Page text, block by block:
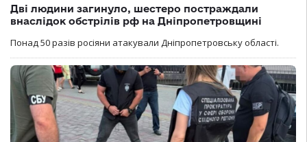
Дві людини загинуло, шестеро постраждали
внаслідок обстрілів рф на Дніпропетровщині
Понад 50 разів росіяни атакували Дніпропетровську області.